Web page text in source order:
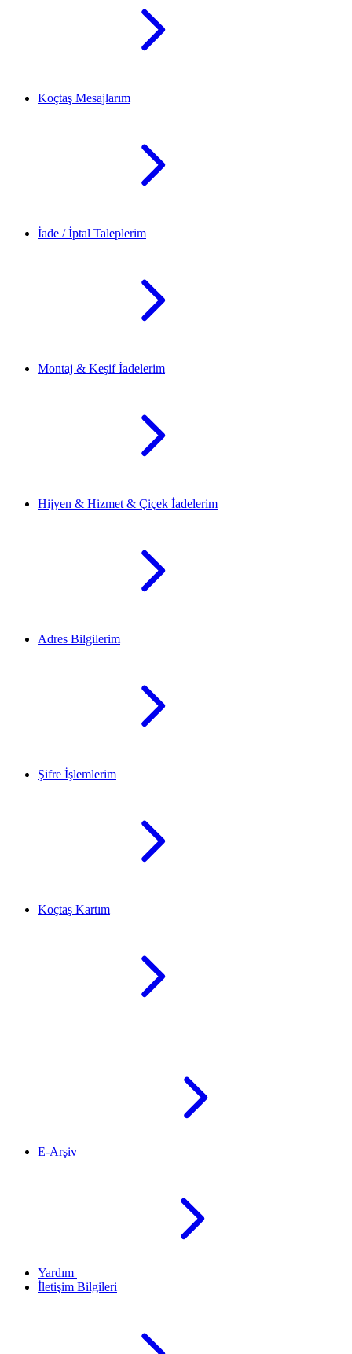
Koçtaş Mesajlarım
İade / İptal Taleplerim
Montaj & Keşif İadelerim
Hijyen & Hizmet & Çiçek İadelerim
Adres Bilgilerim
Şifre İşlemlerim
Koçtaş Kartım
E-Arşiv
Yardım
İletişim Bilgileri